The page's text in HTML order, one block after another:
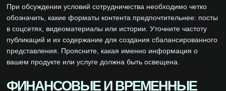
При обсуждении условий сотрудничества необходимо четко
обозначить, какие форматы контента предпочтительнее: посты
в соцсетях, видеоматериалы или истории. Уточните частоту
публикаций и их содержание для создания сбалансированного
представления. Проясните, какая именно информация о
вашем продукте или услуге должна быть освещена.
ФИНАНСОВЫЕ И ВРЕМЕННЫЕ